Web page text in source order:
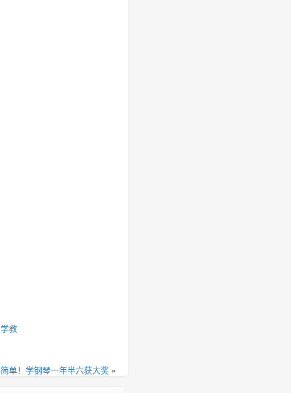
教
单！学钢琴一年半六获大奖 »